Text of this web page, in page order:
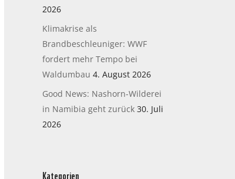
2026
Klimakrise als
Brandbeschleuniger: WWF
fordert mehr Tempo bei
Waldumbau 4. August 2026
Good News: Nashorn-Wilderei
in Namibia geht zurück 30. Juli
2026
Kategorien